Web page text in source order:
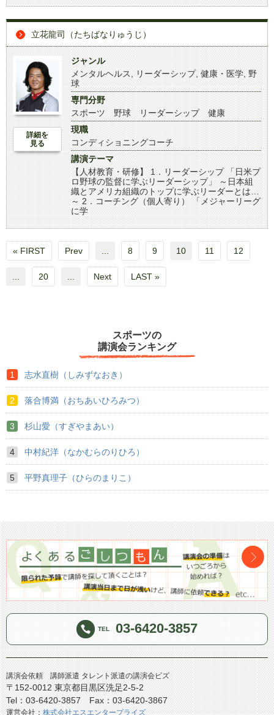
立花龍司（たちばなりゅうじ）
詳細を
見る
ジャンル
メンタルヘルス
リーダーシップ, 健康・医学 野
球
専門分野
スポーツ 野球 リーダーシップ 健康
現職
コンディショニングコーチ
講演テーマ
【人材教育・研修】 1．リーダーシップ 「日米プ
ロ野球の監督に学ぶリーダーシップ」 ～日本組
織とアメリカ組織のトップに学ぶリーダーとは…
～ 2．コーチング（個人寄り） 「メジャーリーグ
に学
« FIRST Prev 8 9 10 11 12
20 Next LAST »
スポーツの
講演会ランキング
志水直樹（しみずなおき）
落合博満（おちあいひろみつ）
杉山愛（すぎやまあい）
中村紀洋（なかむらのりひろ）
平野真理子（ひらのまりこ）
TEL 03-6420-3857
講演会依頼 講師派遣 タレント派遣の講演会ビズ
〒152-0012 東京都目黒区洗足2-5-2
Tel：03-6420-3857 Fax：03-6420-3867
運営会社： 株式会社エスエンタープライズ